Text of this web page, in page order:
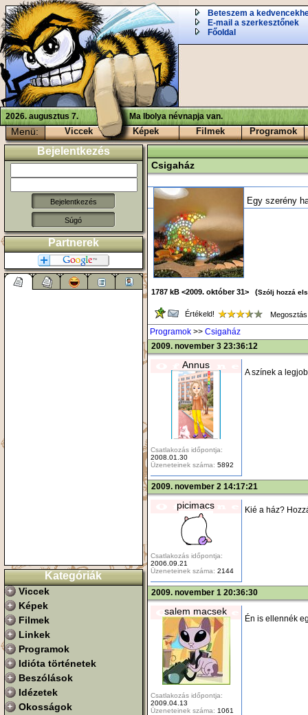
Beteszem a
E-mail a szerkesztőnek
Főoldal
2026. augusztus 7. Ma Ibolya névnapja van.
Menü: Viccek Képek Filmek Programok
Bejelentkezés
Súgó
Partnerek
Kategóriák
Viccek
Képek
Filmek
Linkek
Programok
Idióta történetek
Beszólások
Idézetek
Okosságok
Csigaház
Egy szerény
1787 kB <2009. október 31> (Szólj hozzá
Értékeld!
Programok >> Csigaház
2009. november 3 23:36:12
Annus
Csatlakozás időpontja:
2008.01.30
Üzeneteinek száma: 5892
A színek a
2009. november 2 14:17:21
picimacs
Csatlakozás időpontja:
2006.09.21
Üzeneteinek száma: 2144
Kié a ház?
2009. november 1 20:36:30
salem macsek
Csatlakozás időpontja:
2009.04.13
Üzeneteinek száma: 1061
Én is ellennék